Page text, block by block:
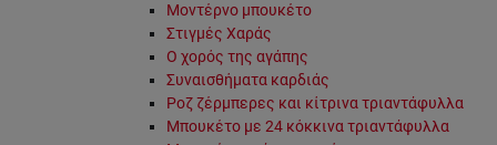
Μοντέρνο μπουκέτο
Στιγμές Χαράς
Ο χορός της αγάπης
Συναισθήματα καρδιάς
Ροζ ζέρμπερες και κίτρινα τριαντάφυλλα
Μπουκέτο με 24 κόκκινα τριαντάφυλλα